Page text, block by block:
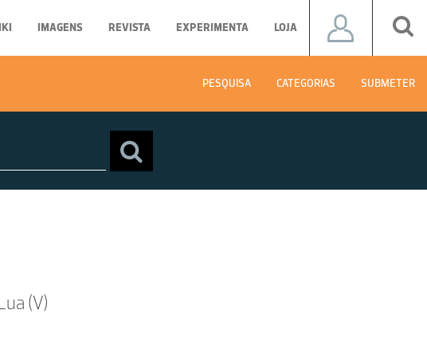
IMAGENS REVISTA EXPERIMENTA LOJA
PESQUISA CATEGORIAS SUBMETER
(V)